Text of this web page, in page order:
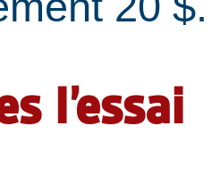
l’essai